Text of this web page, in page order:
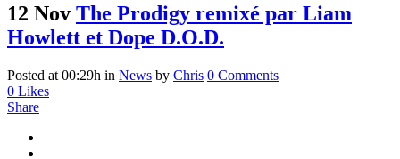
12 Nov The Prodigy remixé par Liam
Howlett et Dope D.O.D.
Posted at 00:29h in News by Chris 0 Comments
0 Likes
Share